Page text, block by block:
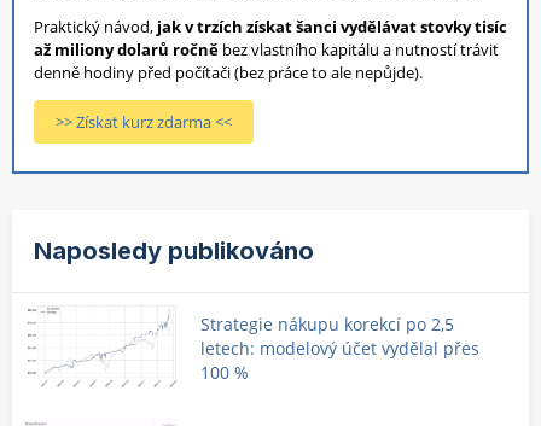
Praktický návod, jak v trzích získat šanci vydělávat stovky tisíc
až miliony dolarů ročně bez vlastního kapitálu a nutností trávit
denně hodiny před počítači (bez práce to ale nepůjde).
>> Získat kurz zdarma <<
Naposledy publikováno
Strategie nákupu korekcí po 2,5
letech: modelový účet vydělal přes
100 %